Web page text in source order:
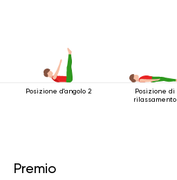
Posizione d'angolo 2
Posizione di
rilassamento
Premio